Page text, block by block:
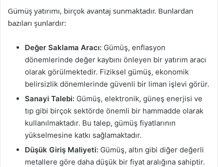
Gümüş yatırımı, birçok avantaj sunmaktadır. Bunlardan
bazıları şunlardır:
Değer Saklama Aracı: Gümüş, enflasyon
dönemlerinde değer kaybını önleyen bir yatırım aracı
olarak görülmektedir. Fiziksel gümüş, ekonomik
belirsizlik dönemlerinde güvenli bir liman işlevi görür.
Sanayi Talebi: Gümüş, elektronik, güneş enerjisi ve
tıp gibi birçok sektörde önemli bir hammadde olarak
kullanılmaktadır. Bu talep, gümüş fiyatlarının
yükselmesine katkı sağlamaktadır.
Düşük Giriş Maliyeti: Gümüş, altın gibi diğer değerli
metallere göre daha düşük bir fiyat aralığına sahiptir.